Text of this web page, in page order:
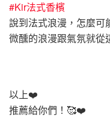
#Kir法式香檳
說到法式浪漫，怎麼可
微醺的浪漫跟氣氛就從
以上❤️
推薦給你們！🥰❤️